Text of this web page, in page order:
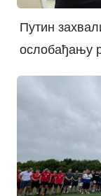
Путин
ослобађању